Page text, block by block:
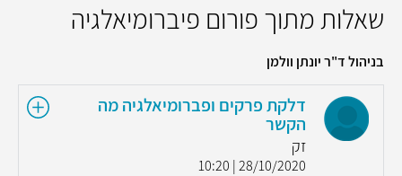
שאלות מתוך פורום פיברומיאלגיה
בניהול ד"ר יונתן וולמן
דלקת פרקים ופברומיאלגיה מה
הקשר
זק
28/10/2020 | 10:20